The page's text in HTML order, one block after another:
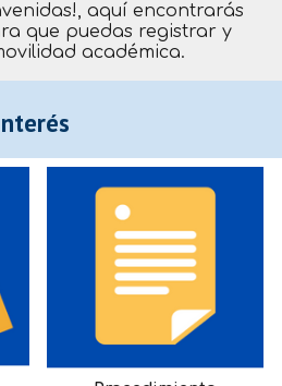
aquí encontrarás
que puedas registrar y
académica.